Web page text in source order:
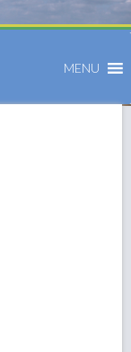
MENU